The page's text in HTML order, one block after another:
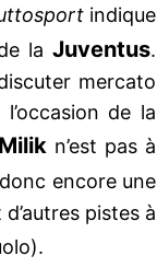
indique
la Juventus.
mercato
de la
Milikn’est pas à
encore une
pistes à